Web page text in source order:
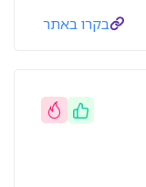
בקרו באתר